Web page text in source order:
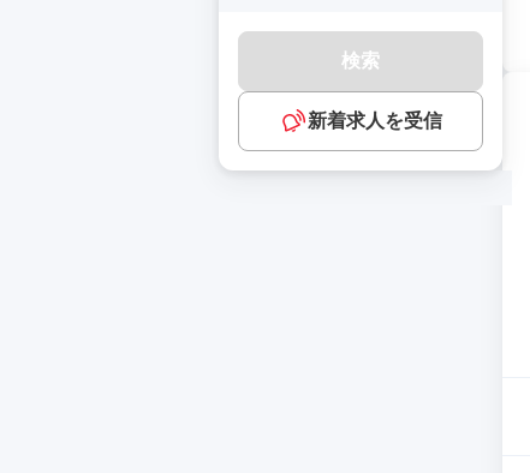
検索
新着求人を受信